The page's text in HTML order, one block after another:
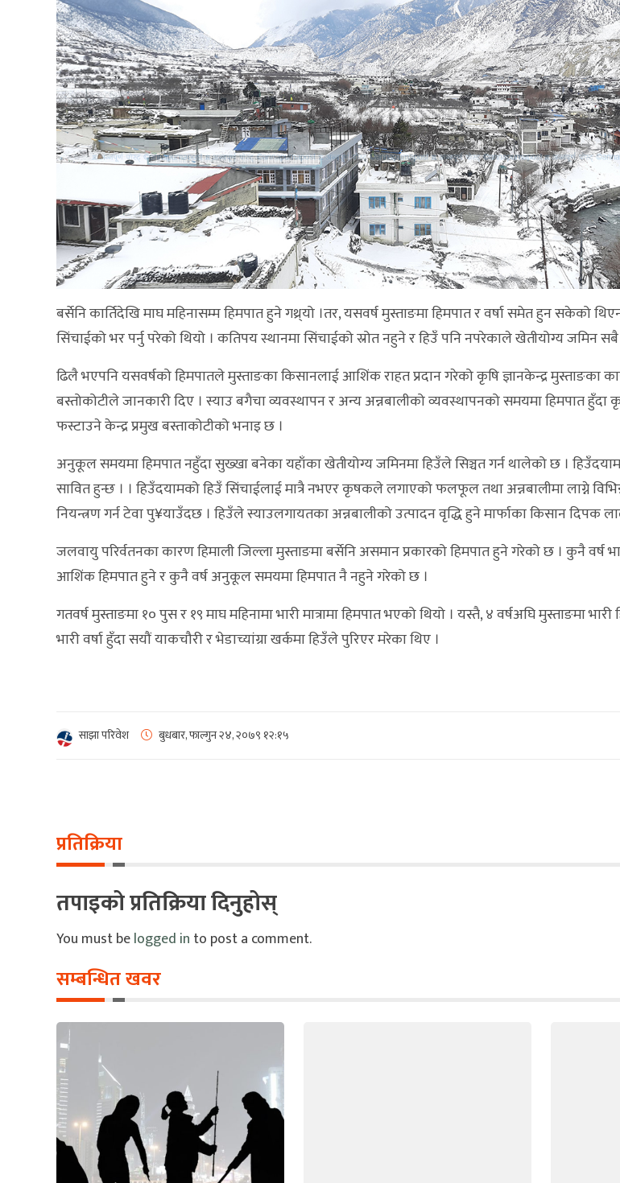
बर्सेनि कार्तिदेखि माघ महिनासम्म हिमपात हुने गथ्र्यो ।तर, यसवर्ष मुस्ताङमा हिमपात र वर्षा समेत हुन सकेको
सिंचाईको भर पर्नु परेको थियो । कतिपय स्थानमा सिंचाईको स्रोत नहुने र हिउँ पनि नपरेकाले खेतीयोग्य जमिन
ढिलै भएपनि यसवर्षको हिमपातले मुस्ताङका किसानलाई आशिंक राहत प्रदान गरेको कृषि ज्ञानकेन्द्र मुस्ताङका
बस्तोकोटीले जानकारी दिए । स्याउ बगैचा व्यवस्थापन र अन्य अन्नबालीको व्यवस्थापनको समयमा हिमपात
फस्टाउने केन्द्र प्रमुख बस्ताकोटीको भनाइ छ ।
अनुकूल समयमा हिमपात नहुँदा सुख्खा बनेका यहाँका खेतीयोग्य जमिनमा हिउँले सिञ्चत गर्न थालेको छ ।
सावित हुन्छ । । हिउँदयामको हिउँ सिंचाईलाई मात्रै नभएर कृषकले लगाएको फलफूल तथा अन्नबालीमा लाग्ने
नियन्त्रण गर्न टेवा पु¥याउँदछ । हिउँले स्याउलगायतका अन्नबालीको उत्पादन वृद्धि हुने मार्फाका किसान
जलवायु परिर्वतनका कारण हिमाली जिल्ला मुस्ताङमा बर्सेनि असमान प्रकारको हिमपात हुने गरेको छ । कुनै वर्ष
आशिंक हिमपात हुने र कुनै वर्ष अनुकूल समयमा हिमपात नै नहुने गरेको छ ।
गतवर्ष मुस्ताङमा १० पुस र १९ माघ महिनामा भारी मात्रामा हिमपात भएको थियो । यस्तै, ४ वर्षअघि मुस्ताङमा
भारी वर्षा हुँदा सयौं याकचौरी र भेडाच्यांग्रा खर्कमा हिउँले पुरिएर मरेका थिए ।
साझा परिवेश बुधबार, फाल्गुन २४, २०७९ १२:१५
प्रतिक्रिया
तपाइको प्रतिक्रिया दिनुहोस्
You must belogged in to post a comment.
सम्बन्धित खवर